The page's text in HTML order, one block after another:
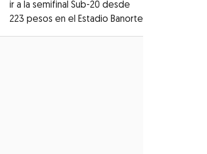
window
ir a la semifinal Sub-20 desde
223 pesos en el Estadio Banorte